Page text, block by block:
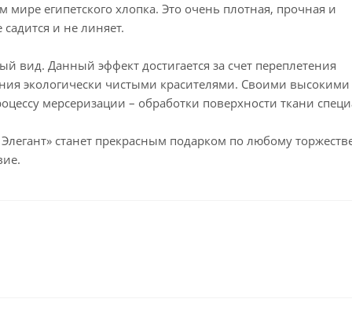
мире египетского хлопка. Это очень плотная, прочная и
и не линяет.
вид. Данный эффект достигается за счет переплетения
экологически чистыми красителями. Своими высокими
мерсеризации – обработки поверхности ткани
станет прекрасным подарком по любому